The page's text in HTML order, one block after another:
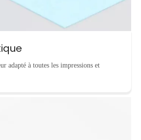
adapté à toutes les impressions et